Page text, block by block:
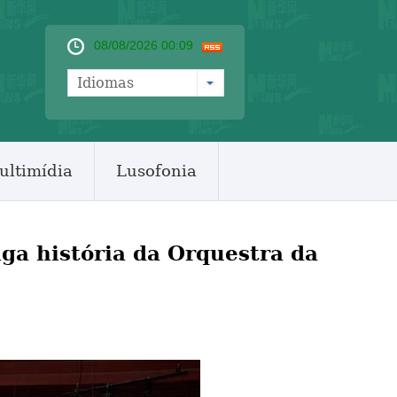
08/08/2026 00:09
Idiomas
Lusofonia
história da Orquestra da